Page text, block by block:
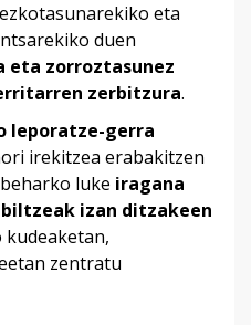
eta
duen
eta zorroztasunez
zerbitzura.
leporatze-gerra
irekitzea erabakitzen
luke iragana
izan ditzakeen
zentratu